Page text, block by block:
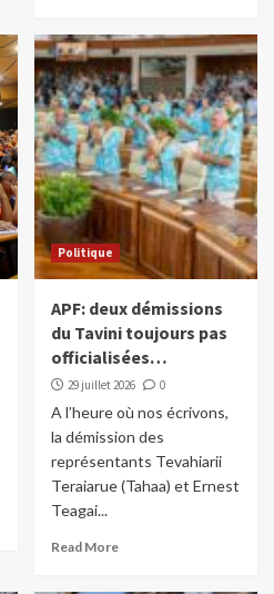
Politique
APF: deux démissions
du Tavini toujours pas
officialisées…
29 juillet 2026 0
A l’heure où nos écrivons,
la démission des
représentants Tevahiarii
Teraiarue (Tahaa) et Ernest
Teagai...
Read More